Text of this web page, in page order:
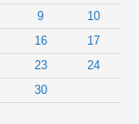
9
10
16
17
23
24
30